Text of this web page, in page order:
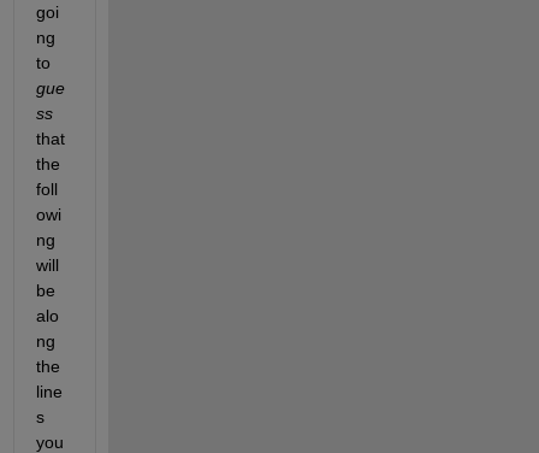
goi
ng
gue
ss
that
the
foll
owi
ng
will
be
alo
ng
the
line
s
you